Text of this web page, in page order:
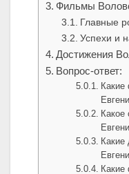
Фильмы
Главные
Успехи и
Достижения
Вопрос-ответ:
Какое
Какие